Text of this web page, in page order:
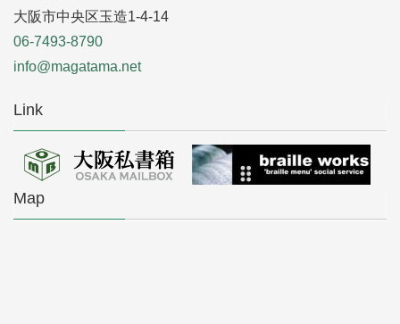
大阪市中央区玉造1-4-14
06-7493-8790
info@magatama.net
Link
Map